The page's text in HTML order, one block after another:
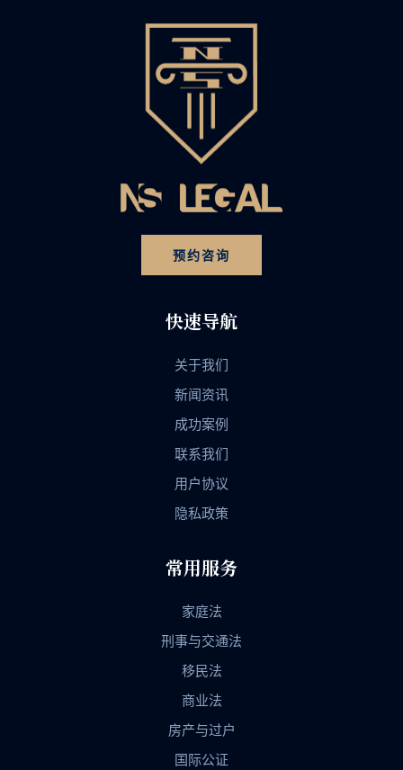
预约咨询
快速导航
关于我们
新闻资讯
成功案例
联系我们
用户协议
隐私政策
常用服务
家庭法
刑事与交通法
移民法
商业法
房产与过户
国际公证